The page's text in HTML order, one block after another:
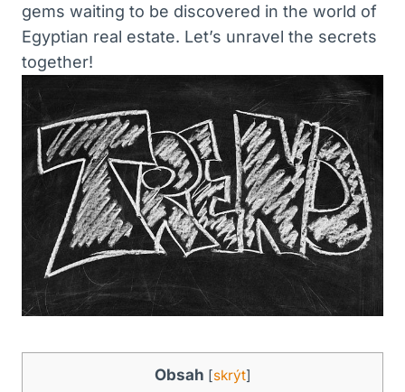
gems waiting to ⁣be discovered in the world ‌of
Egyptian real estate. Let’s unravel the secrets
together!
Obsah [skrýt]